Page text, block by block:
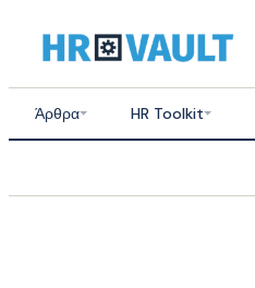
content
Άρθρα HR Toolkit